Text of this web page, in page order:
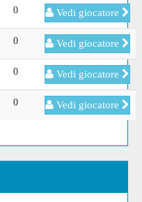
0 Vedi giocatore
0 Vedi giocatore
0 Vedi giocatore
0 Vedi giocatore